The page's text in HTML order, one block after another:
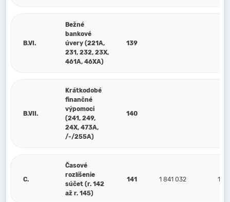
B.VI.
Bežné
bankové
úvery (221A,
231, 232, 23X,
461A, 46XA)
139
B.VII.
Krátkodobé
finančné
výpomoci
(241, 249,
24X, 473A,
/-/255A)
140
C.
Časové
rozlíšenie
súčet (r. 142
až r. 145)
141 1 841 032 1